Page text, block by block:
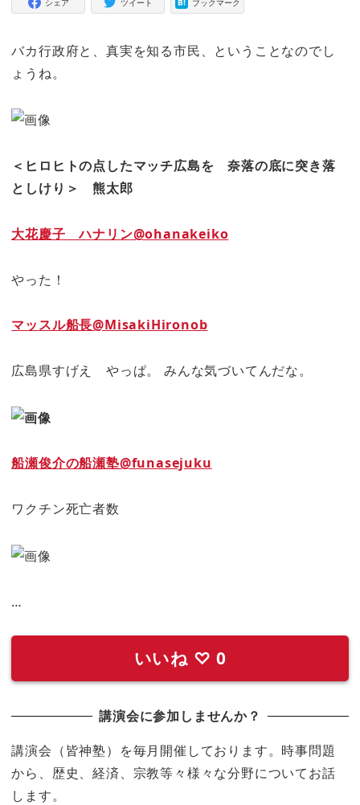
シェア ツイート ブックマーク
バカ行政府と、真実を知る市民、ということなのでし
ょうね。
＜ヒロヒトの点したマッチ広島を 奈落の底に突き落
としけり＞熊太郎
大花慶子 ハナリン@ohanakeiko
やった！
マッスル船長@MisakiHironob
広島県すげえ やっぱ。 みんな気づいてんだな。
船瀬俊介の船瀬塾@funasejuku
ワクチン死亡者数
…
いいね ♡ 0
講演会に参加しませんか？
講演会（皆神塾）を毎月開催しております。時事問題
から、歴史、経済、宗教等々様々な分野についてお話
します。